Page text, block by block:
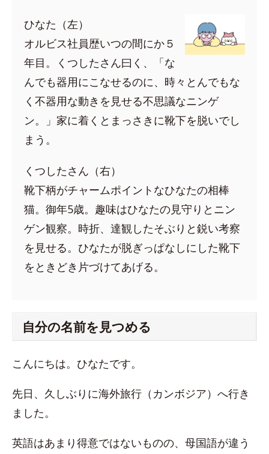
ひなた（左）
オルビス社員歴いつの間にか５
年目。くつしたさん曰く、「な
んでも器用にこなせるのに、時々とんでもな
く不器用な動きを見せる不思議なニンゲ
ン。」家に着くとまっさきに靴下を脱いでし
まう。
くつしたさん（右）
靴下柄がチャームポイントなひなたの相棒
猫。御年5歳。趣味はひなたの見守りとニン
ゲン観察。時折、達観したそぶりと鋭い考察
を見せる。ひなたが脱ぎっぱなしにした靴下
をときどき片づけてあげる。
自分の名前を見つめる
こんにちは。ひなたです。
先日、久しぶりに海外旅行（カンボジア）へ行き
ました。
英語はあまり得意ではないものの、母国語が違う